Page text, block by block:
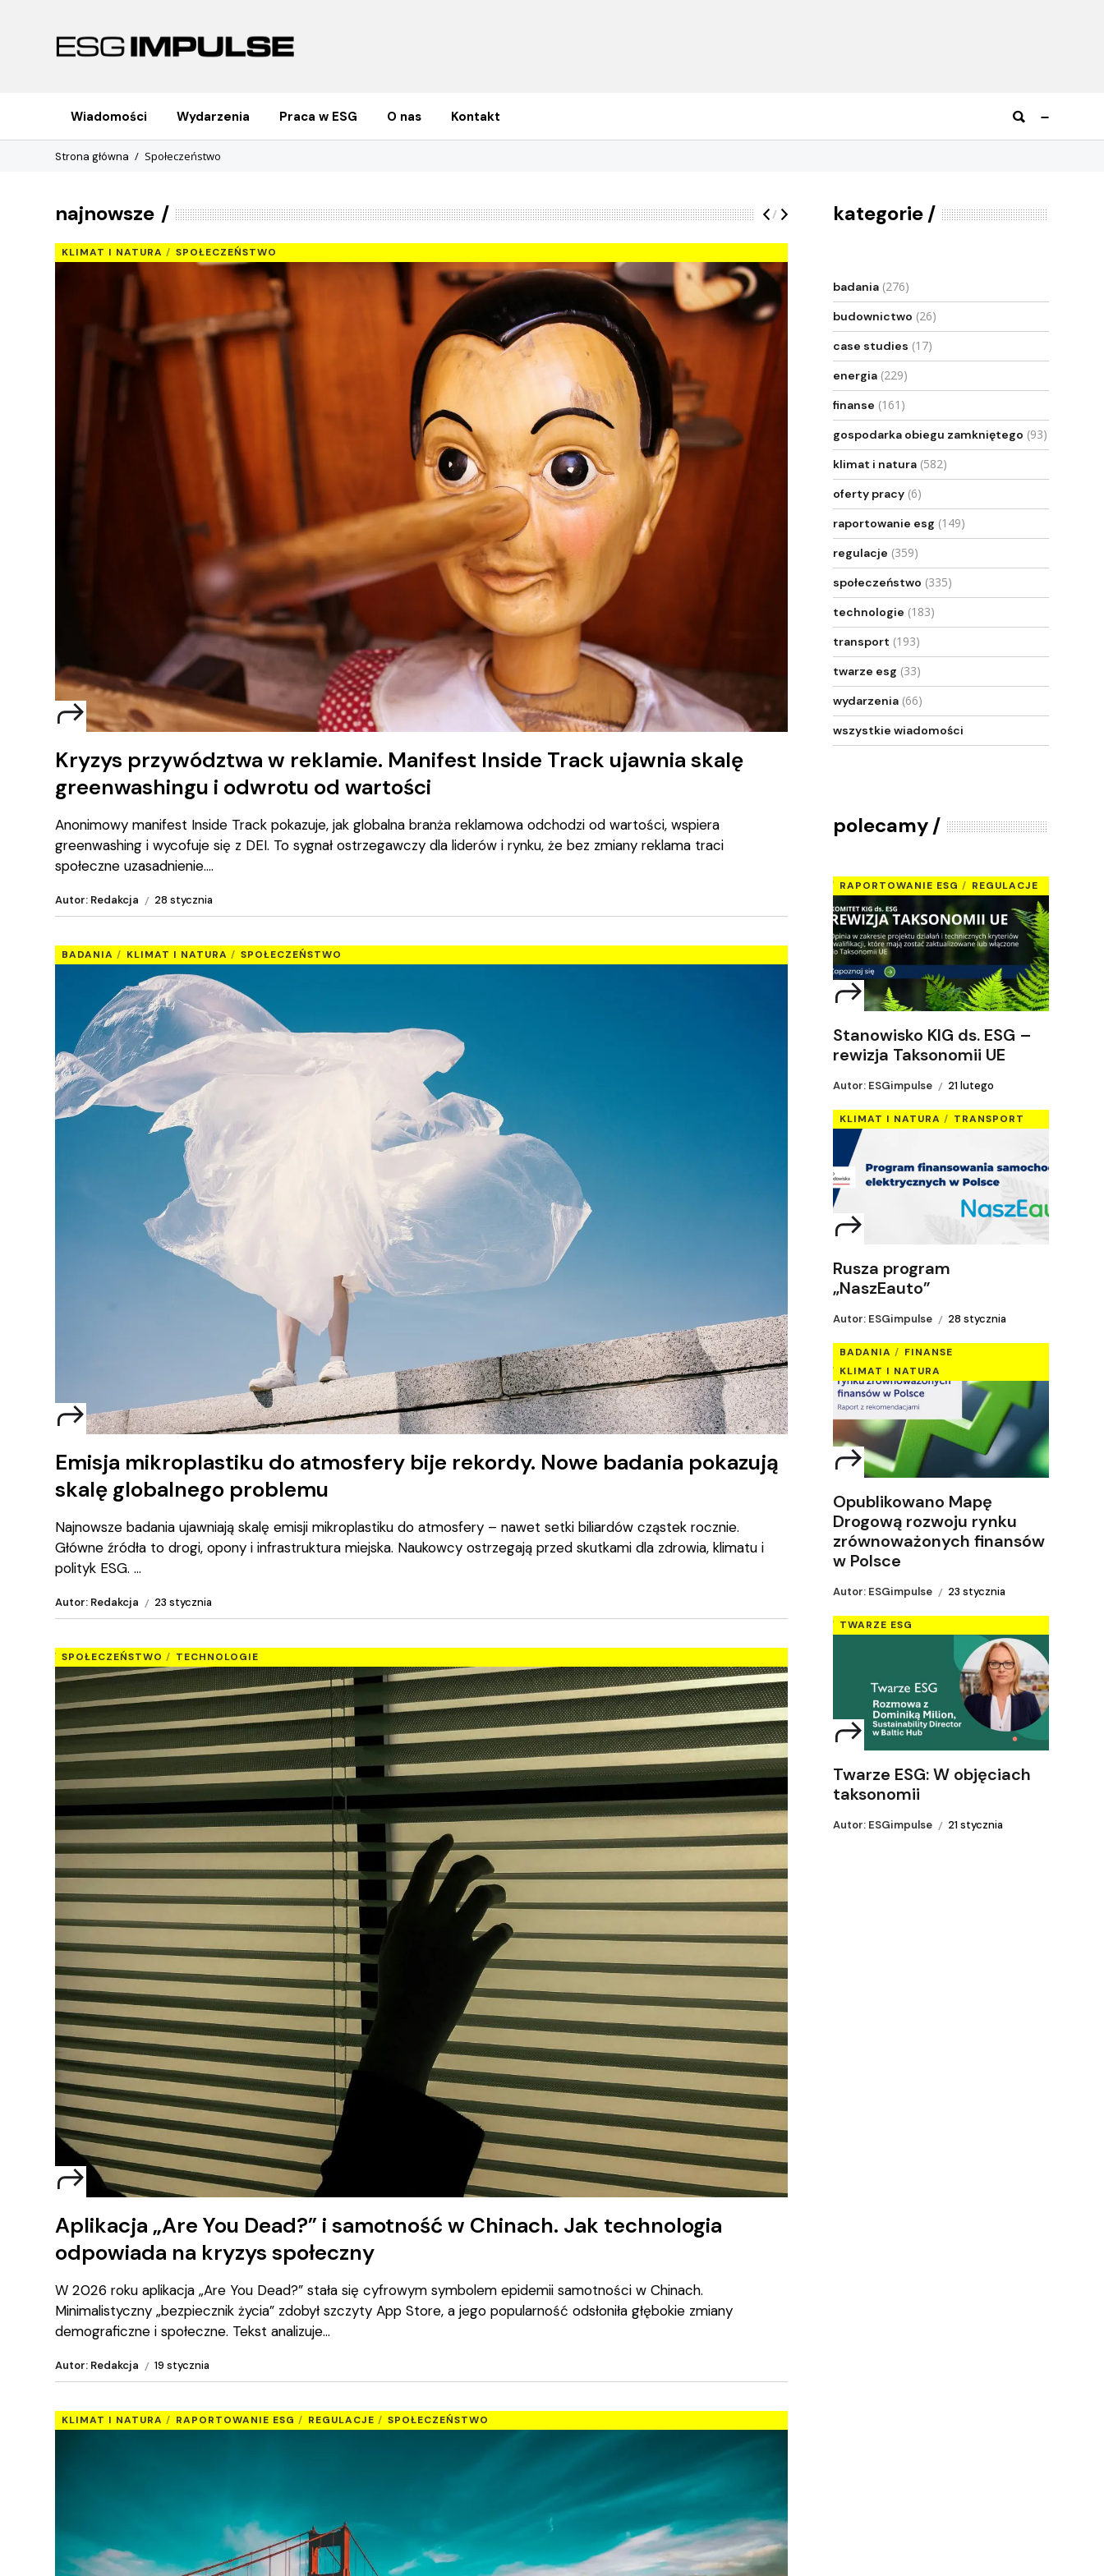
Wiadomości Wydarzenia Praca w ESG O nas Kontakt
Strona główna Społeczeństwo
najnowsze
KLIMAT I NATURA SPOŁECZEŃSTWO
Kryzys przywództwa w reklamie. Manifest Inside Track ujawnia skalę
greenwashingu i odwrotu od wartości
Anonimowy manifest Inside Track pokazuje, jak globalna branża reklamowa odchodzi od wartości, wspiera
greenwashing i wycofuje się z DEI. To sygnał ostrzegawczy dla liderów i rynku, że bez zmiany reklama traci
społeczne uzasadnienie.
Autor: Redakcja 28 stycznia
BADANIA KLIMAT I NATURA SPOŁECZEŃSTWO
Emisja mikroplastiku do atmosfery bije rekordy. Nowe badania pokazują
skalę globalnego problemu
Najnowsze badania ujawniają skalę emisji mikroplastiku do atmosfery – nawet setki biliardów cząstek rocznie.
Główne źródła to drogi, opony i infrastruktura miejska. Naukowcy ostrzegają przed skutkami dla zdrowia, klimatu i
polityk ESG.
Autor: Redakcja 23 stycznia
SPOŁECZEŃSTWO TECHNOLOGIE
Aplikacja „Are You Dead?” i samotność w Chinach. Jak technologia
odpowiada na kryzys społeczny
W 2026 roku aplikacja „Are You Dead?” stała się cyfrowym symbolem epidemii samotności w Chinach.
Minimalistyczny „bezpiecznik życia” zdobył szczyty App Store, a jego popularność odsłoniła głębokie zmiany
demograficzne i społeczne. Tekst analizuje
Autor: Redakcja 19 stycznia
KLIMAT I NATURA RAPORTOWANIE ESG REGULACJE SPOŁECZEŃSTWO
/ kategorie
badania (276)
budownictwo (26)
case studies (17)
energia (229)
finanse (161)
gospodarka obiegu zamkniętego (93)
klimat i natura (582)
oferty pracy (6)
raportowanie esg (149)
regulacje (359)
społeczeństwo (335)
technologie (183)
transport (193)
twarze esg (33)
wydarzenia (66)
wszystkie wiadomości
polecamy
RAPORTOWANIE ESG REGULACJE
Stanowisko KIG ds. ESG –
rewizja Taksonomii UE
Autor: ESGimpulse 21 lutego
KLIMAT I NATURA TRANSPORT
Rusza program
„NaszEauto”
Autor: ESGimpulse 28 stycznia
BADANIA
FINANSE
KLIMAT I NATURA
Opublikowano Mapę
Drogową rozwoju rynku
zrównoważonych finansów
w Polsce
Autor: ESGimpulse 23 stycznia
TWARZE ESG
Twarze ESG: W objęciach
taksonomii
Autor: ESGimpulse 21 stycznia